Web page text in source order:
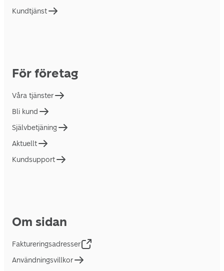
Kundtjänst
För företag
Våra tjänster
Bli kund
Självbetjäning
Aktuellt
Kundsupport
Om sidan
Faktureringsadresser
Användningsvillkor